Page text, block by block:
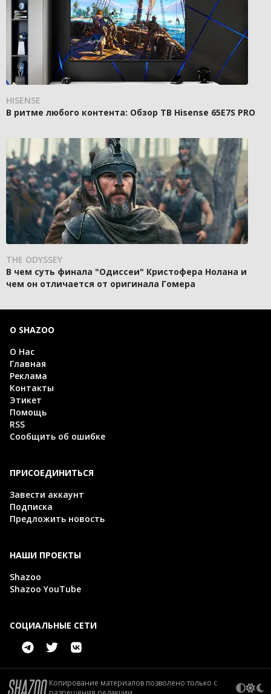
HISENSE
В ритме любого контента: Обзор ТВ Hisense 65E7S PRO
THE ODYSSEY
В чем суть финала "Одиссеи" Кристофера Нолана и
чем он отличается от оригинала Гомера
О SHAZOO
О Нас
Главная
Реклама
Контакты
Этикет
Помощь
RSS
Сообщить об ошибке
ПРИСОЕДИНИТЬСЯ
Завести аккаунт
Подписка
Предложить новость
НАШИ ПРОЕКТЫ
Shazoo
Shazoo YouTube
СОЦИАЛЬНЫЕ СЕТИ
Копирование материалов позволено только с